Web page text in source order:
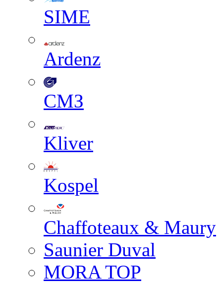
SIME
Ardenz
СМЗ
Kliver
Kospel
Chaffoteaux & Maury
Saunier Duval
MORA TOP